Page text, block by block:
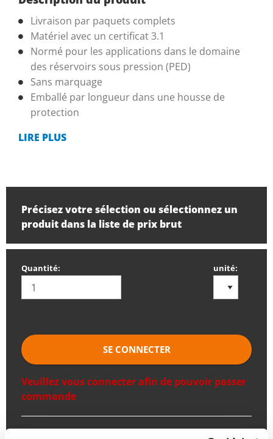
Livraison par paquets complets
Matériel avec un certificat 3.1
Normé pour les applications dans le domaine
des réservoirs sous pression (PED)
Sans marquage
Emballé par longueur dans une housse de
protection
LIRE PLUS
Précisez votre sélection ou sélectionnez un
produit dans la liste de prix brut
Quantité: unité:
SE CONNECTER
Veuillez vous connecter afin de pouvoir passer
commande